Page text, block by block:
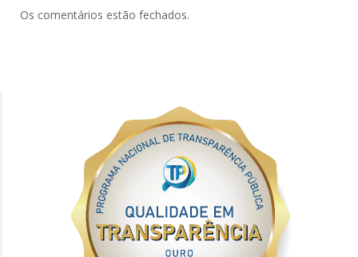
Os comentários estão fechados.